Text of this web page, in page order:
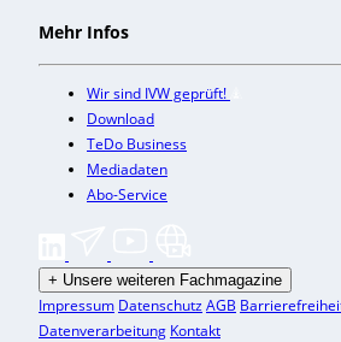
Mehr Infos
Wir sind IVW geprüft!
Download
TeDo Business
Mediadaten
Abo-Service
+ Unsere weiteren Fachmagazine
Impressum DatenschutzAGB
Datenverarbeitung Kontakt